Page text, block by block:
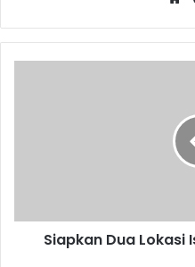
Siapkan Dua Lokasi